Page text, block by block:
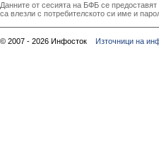
Данните от сесията на БФБ се
са влезли с потребителското си име и
© 2007 - 2026 Инфосток Източници на